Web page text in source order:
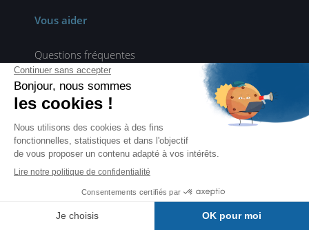
Vous aider
Questions fréquentes
Paiement sécurisé
Tarifs et délais de livraison
Contact
Vous accompagner